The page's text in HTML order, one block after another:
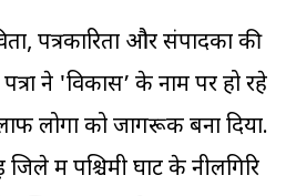
पत्रकारिता और संपादकों की
ने 'विकास’ के नाम पर हो रहे
लोगों को जागरूक बना दिया.
में पश्चिमी घाट के नीलगिरि